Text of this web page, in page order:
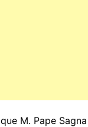
M. Pape